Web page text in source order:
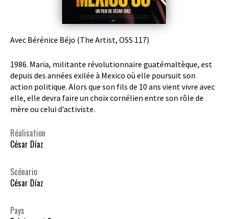
Avec Bérénice Béjo (The Artist, OSS 117)
1986. Maria, militante révolutionnaire guatémaltèque, est
depuis des années exilée à Mexico où elle poursuit son
action politique. Alors que son fils de 10 ans vient vivre avec
elle, elle devra faire un choix cornélien entre son rôle de
mère ou celui d’activiste.
Réalisation
César Díaz
Scénario
César Díaz
Pays